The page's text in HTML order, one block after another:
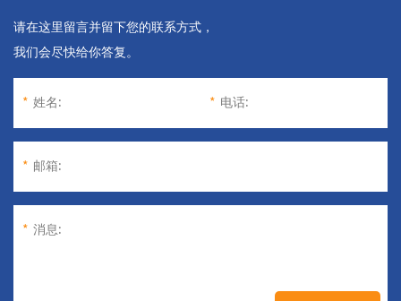
请在这里留言并留下您的联系方式，
我们会尽快给你答复。
* 姓名: * 电话:
* 邮箱:
* 消息: